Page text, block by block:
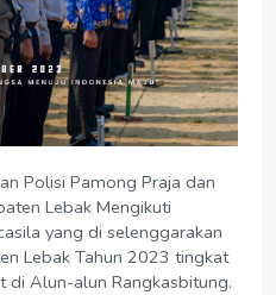
Polisi Pamong Praja dan
Lebak Mengikuti
yang di selenggarakan
Lebak Tahun 2023 tingkat
di Alun-alun Rangkasbitung.